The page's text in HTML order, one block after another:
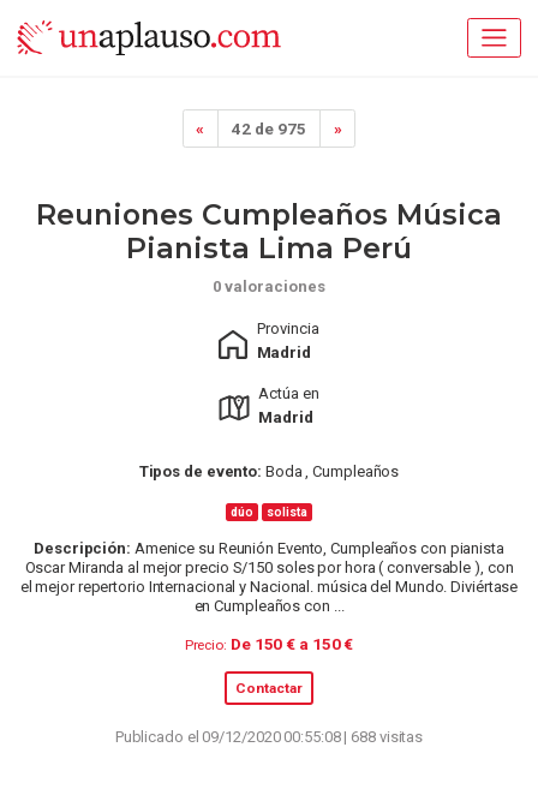
« 42 de 975 »
Reuniones Cumpleaños Música
Pianista Lima Perú
0 valoraciones
Provincia
Madrid
Actúa en
Madrid
Tipos de evento: Boda , Cumpleaños
dúo solista
Descripción: Amenice su Reunión Evento, Cumpleaños con pianista
Oscar Miranda al mejor precio S/150 soles por hora ( conversable ), con
el mejor repertorio Internacional y Nacional. música del Mundo. Diviértase
en Cumpleaños con ...
Precio: De 150 € a 150 €
Contactar
Publicado el 09/12/2020 00:55:08 | 688 visitas